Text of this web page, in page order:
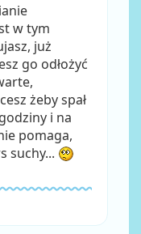
w tym
już
go odłożyć
żeby spał
i na
pomaga,
suchy...